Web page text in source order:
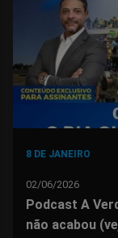
Facebook
8 DE JANEIRO
02/06/2026
Podcast A
não acabou